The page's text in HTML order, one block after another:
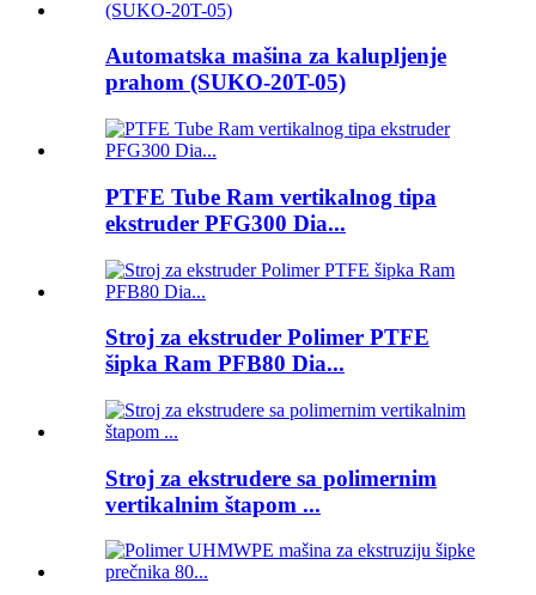
Automatska mašina za kalupljenje
prahom (SUKO-20T-05)
PTFE Tube Ram vertikalnog tipa
ekstruder PFG300 Dia...
Stroj za ekstruder Polimer PTFE
šipka Ram PFB80 Dia...
Stroj za ekstrudere sa polimernim
vertikalnim štapom ...